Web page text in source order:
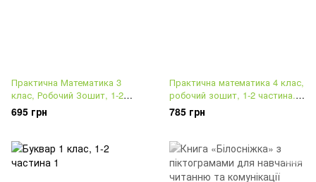
Практична Математика 3
клас, Робочий Зошит, 1-2
частина. Перспектива 21-3
695 грн
Практична математика 4 клас,
робочий зошит, 1-2 частина.
Перспектива 21-3
785 грн